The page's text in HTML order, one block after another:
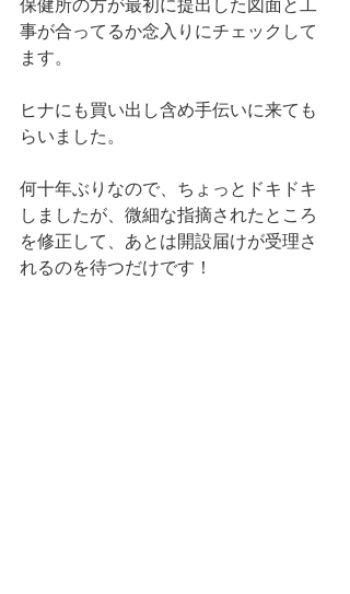
保健所の方が最初に提出した図面と工
事が合ってるか念入りにチェックして
ます。
ヒナにも買い出し含め手伝いに来ても
らいました。
何十年ぶりなので、ちょっとドキドキ
しましたが、微細な指摘されたところ
を修正して、あとは開設届けが受理さ
れるのを待つだけです！